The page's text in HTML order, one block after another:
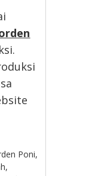
Poni,
,